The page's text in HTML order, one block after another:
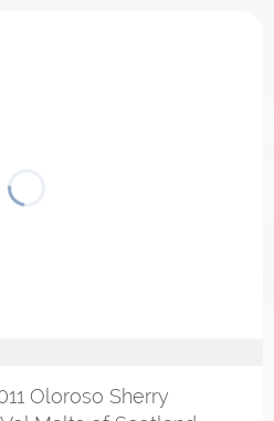
Oloroso Sherry